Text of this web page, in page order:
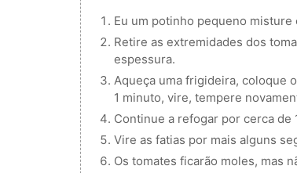
Eu um potinho pequeno misture
Retire as extremidades dos
espessura.
Aqueça uma frigideira, coloque
1 minuto, vire, tempere
Continue a refogar por cerca de
Vire as fatias por mais alguns
Os tomates ficarão moles, mas